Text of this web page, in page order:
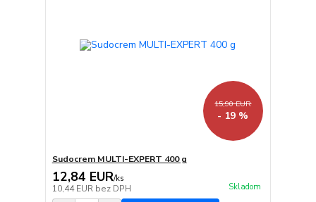
15,90 EUR
- 19 %
Sudocrem MULTI-EXPERT 400 g
12,84 EUR/ks
10,44 EUR bez DPH Skladom